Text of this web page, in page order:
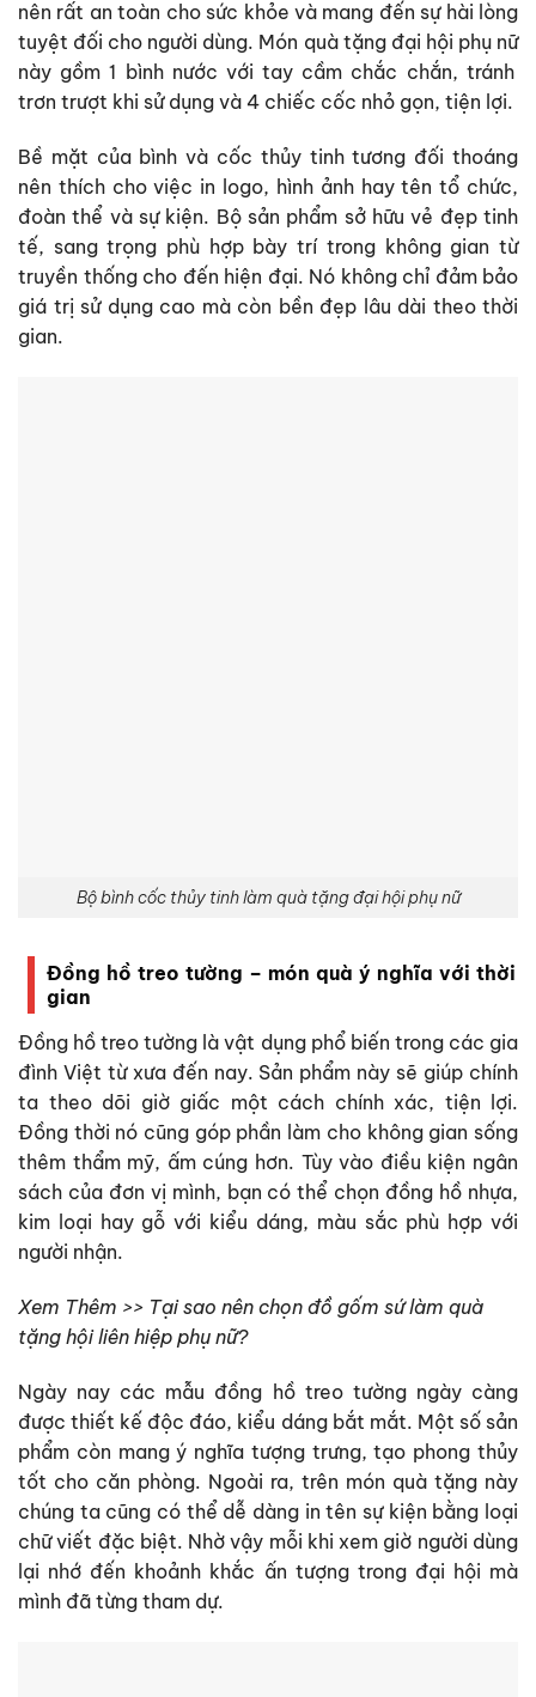
nên rất an toàn cho sức khỏe và mang đến sự hài lòng
tuyệt đối cho người dùng. Món quà tặng đại hội phụ nữ
này gồm 1 bình nước với tay cầm chắc chắn, tránh
trơn trượt khi sử dụng và 4 chiếc cốc nhỏ gọn, tiện lợi.
Bề mặt của bình và cốc thủy tinh tương đối thoáng
nên thích cho việc in logo, hình ảnh hay tên tổ chức,
đoàn thể và sự kiện. Bộ sản phẩm sở hữu vẻ đẹp tinh
tế, sang trọng phù hợp bày trí trong không gian từ
truyền thống cho đến hiện đại. Nó không chỉ đảm bảo
giá trị sử dụng cao mà còn bền đẹp lâu dài theo thời
gian.
Bộ bình cốc thủy tinh làm quà tặng đại hội phụ nữ
Đồng hồ treo tường – món quà ý nghĩa với thời
gian
Đồng hồ treo tường là vật dụng phổ biến trong các gia
đình Việt từ xưa đến nay. Sản phẩm này sẽ giúp chính
ta theo dõi giờ giấc một cách chính xác, tiện lợi.
Đồng thời nó cũng góp phần làm cho không gian sống
thêm thẩm mỹ, ấm cúng hơn. Tùy vào điều kiện ngân
sách của đơn vị mình, bạn có thể chọn đồng hồ nhựa,
kim loại hay gỗ với kiểu dáng, màu sắc phù hợp với
người nhận.
Xem Thêm >> Tại sao nên chọn đồ gốm sứ làm quà
tặng hội liên hiệp phụ nữ?
Ngày nay các mẫu đồng hồ treo tường ngày càng
được thiết kế độc đáo, kiểu dáng bắt mắt. Một số sản
phẩm còn mang ý nghĩa tượng trưng, tạo phong thủy
tốt cho căn phòng. Ngoài ra, trên món quà tặng này
chúng ta cũng có thể dễ dàng in tên sự kiện bằng loại
chữ viết đặc biệt. Nhờ vậy mỗi khi xem giờ người dùng
lại nhớ đến khoảnh khắc ấn tượng trong đại hội mà
mình đã từng tham dự.